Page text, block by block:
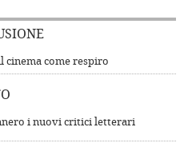
cinema come respiro
i nuovi critici letterari